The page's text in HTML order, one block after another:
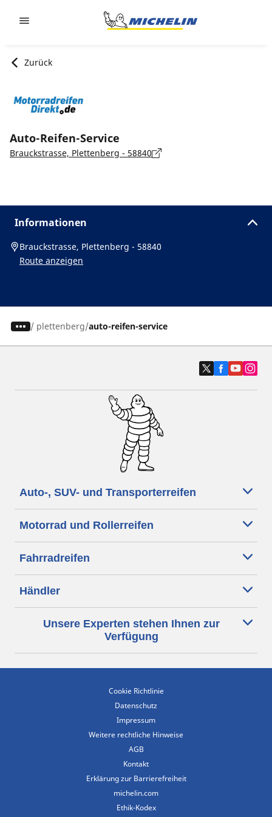
Zurück
Auto-Reifen-Service
Brauckstrasse, Plettenberg - 58840
Informationen
Brauckstrasse, Plettenberg - 58840
Route anzeigen
/ plettenberg auto-reifen-service
Auto-, SUV- und Transporterreifen
Motorrad und Rollerreifen
Fahrradreifen
Händler
Unsere Experten stehen Ihnen zur
Verfügung
Cookie Richtlinie
Datenschutz
Impressum
Weitere rechtliche Hinweise
AGB
Kontakt
Erklärung zur Barrierefreiheit
michelin.com
Ethik-Kodex